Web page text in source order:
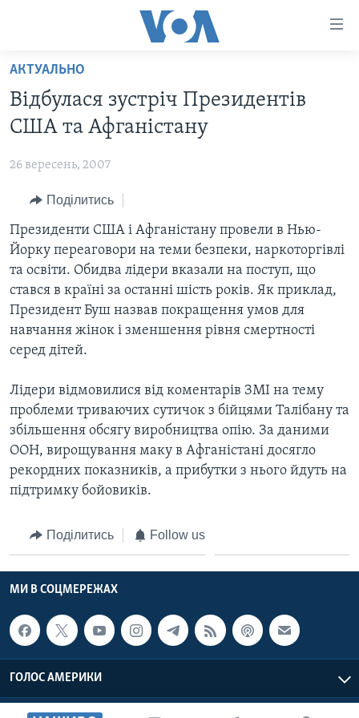
Перейти
матеріалу
Перейти
меню
Перейти
до
Пошуку
ГОЛОВНА
АКТУАЛЬНО
США
УКРАЇНА
ВІЙНА - ЦЕ ОСОБИСТЕ
УКРАЇНЦІ У СВІТІ
НАУКА
ЗДОРОВ'Я
КУЛЬТУРА
ЕКОНОМІКА
ІСТОРІЇ УСПІХУ УКРАЇНЦІВ
ПОЛІТИКА В США
АДМІНІСТРАЦІЯ ПРЕЗИДЕНТА ТРАМПА: ПЕРШІ 100
УКРАЇНЦІ В АМЕРИЦІ
УКРАЇНА
ІНТЕРВ'Ю
БОРОТЬБА З ДЕЗІНФОРМАЦІЄЮ
ВІДЕО
ТЕЛЕПРОГРАМИ
БРИФІНГ ГОЛОСУ АМЕРИКИ
СТУДІЯ ВАШИНГТОН
ПРАЙМ-ТАЙМ
ENGLISH
Learning English
АКТУАЛЬНО
Відбулася зустріч Президентів
США та Афганістану
26 вересень, 2007
Поділитись
Президенти США і Афганістану провели в Нью-
Йорку переaговори на теми безпеки, наркоторгівлі
та освіти. Обидва лідери вказали на поступ, що
стався в країні за останні шість років. Як приклад,
Президент Буш назвав покращення умов для
навчання жінок і зменшення рівня смертності
серед дітей.
Лідери відмовилися від коментарів ЗМІ на тему
проблеми триваючих сутичок з бійцями Талібану та
збільшення обсягу виробництва опію. За даними
ООН, вирощування маку в Афганістані досягло
рекордних показників, а прибутки з нього йдуть на
підтримку бойовиків.
Поділитись Follow us
МИ В СОЦМЕРЕЖАХ
ГОЛОС АМЕРИКИ